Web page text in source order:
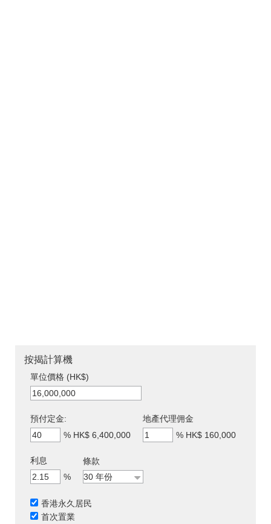
按揭計算機
單位價格 (HK$)
預付定金:
% HK$ 6,400,000
地產代理佣金
% HK$ 160,000
利息
%
條款
香港永久居民
首次置業